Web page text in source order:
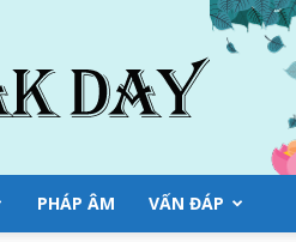
PHÁP ÂM VẤN ĐÁP